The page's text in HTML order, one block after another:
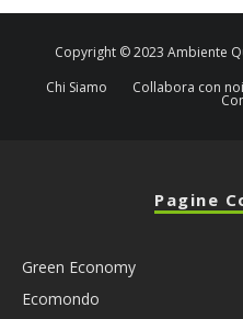
Copyright © 2023 Ambiente
Chi Siamo
Collabora con noi
Pagine
Green Economy
Ecomondo